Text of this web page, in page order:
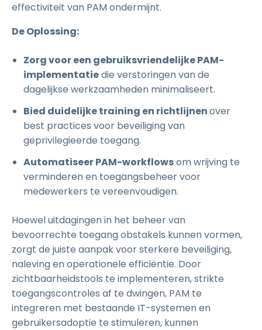
effectiviteit van PAM ondermijnt.
De Oplossing:
Zorg voor een gebruiksvriendelijke PAM-
implementatiedie verstoringen van de
dagelijkse werkzaamheden minimaliseert.
Bied duidelijke training en richtlijnenover
best practices voor beveiliging van
geprivilegieerde toegang.
Automatiseer PAM-workflowsom wrijving te
verminderen en toegangsbeheer voor
medewerkers te vereenvoudigen.
Hoewel uitdagingen in het beheer van
bevoorrechte toegang obstakels kunnen vormen,
zorgt de juiste aanpak voor sterkere beveiliging,
naleving en operationele efficiëntie. Door
zichtbaarheidstools te implementeren, strikte
toegangscontroles af te dwingen, PAM te
integreren met bestaande IT-systemen en
gebruikersadoptie te stimuleren, kunnen